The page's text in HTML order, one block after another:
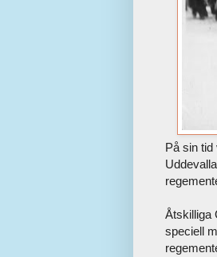
På sin
Åtskilliga
speciell